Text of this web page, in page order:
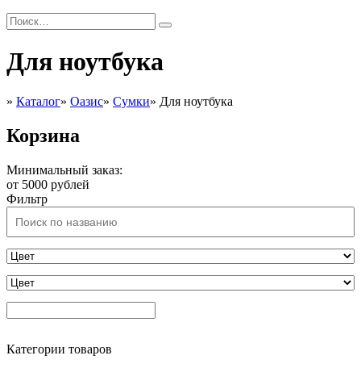
Для ноутбука
» Каталог» Оазис» Сумки» Для ноутбука
Корзина
Минимальный заказ:
от 5000 рублей
Фильтр
Категории товаров